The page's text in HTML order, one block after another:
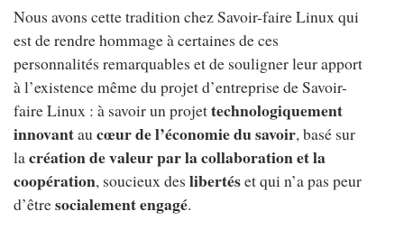
Nous avons cette tradition chez Savoir-faire Linux qui
est de rendre hommage à certaines de ces
personnalités remarquables et de souligner leur apport
à l’existence même du projet d’entreprise de Savoir-
faire Linux : à savoir un projettechnologiquement
innovantaucœur de l’économie du savoir, basé sur
lacréation de valeur par la collaboration et la
coopération, soucieux des libertéset qui n’a pas peur
d’êtresocialement engagé.